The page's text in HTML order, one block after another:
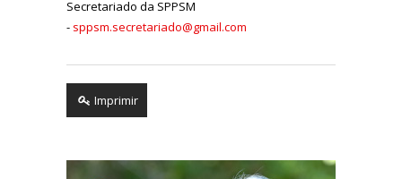
Secretariado da SPPSM
- sppsm.secretariado@gmail.com
Imprimir